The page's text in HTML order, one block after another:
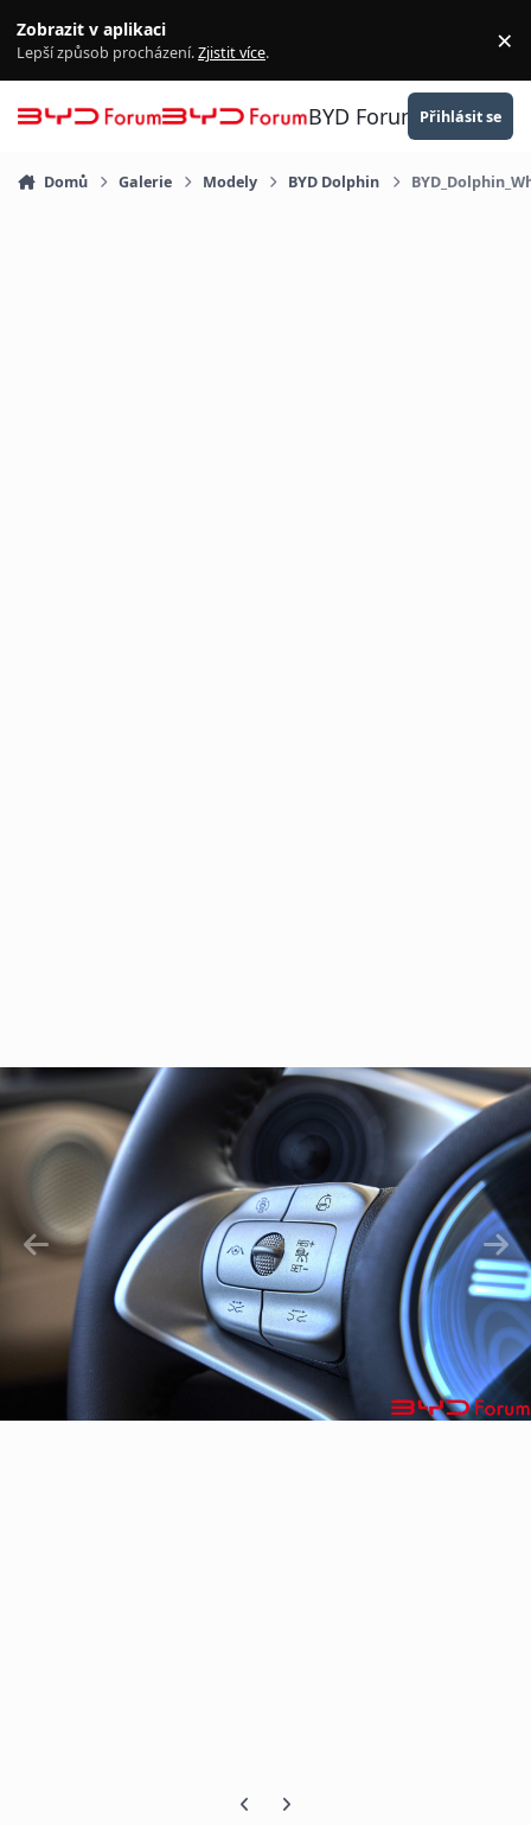
Zobrazit v aplikaci
Lepší způsob procházení.Zjistit více. ×
BYD Forum Přihlásit se
Domů Galerie Modely BYD Dolphin
Předchozí snímek karuselu
Další snímek karuselu